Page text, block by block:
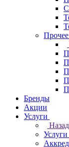
Прочее
Бренды
Акции
Услуги
Назад
Услуги